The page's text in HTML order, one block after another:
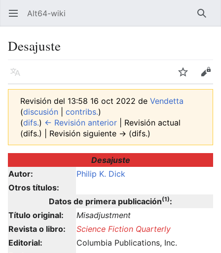
Abrir menú principal Alt64-wiki
Desajuste
Idioma Vigilar Editar
Revisión del 13:58 16 oct 2022 de Vendetta
(discusión contribs.)
(difs.) ← Revisión anterior | Revisión actual
(difs.) | Revisión siguiente → (difs.)
Desajuste
Autor:
Philip K. Dick
Otros títulos:
Datos de primera publicación(1):
Título original:
Misadjustment
Revista o libro:
Science Fiction Quarterly
Editorial:
Columbia Publications, Inc.